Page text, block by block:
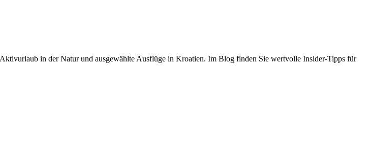
in der Natur und ausgewählte Ausflüge in Kroatien. Im Blog finden Sie wertvolle Insider-Tipps für